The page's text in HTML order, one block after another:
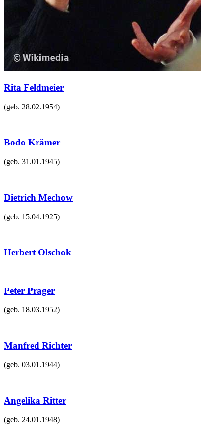
Rita Feldmeier
(geb. 28.02.1954)
Bodo Krämer
(geb. 31.01.1945)
Dietrich Mechow
(geb. 15.04.1925)
Herbert Olschok
Peter Prager
(geb. 18.03.1952)
Manfred Richter
(geb. 03.01.1944)
Angelika Ritter
(geb. 24.01.1948)